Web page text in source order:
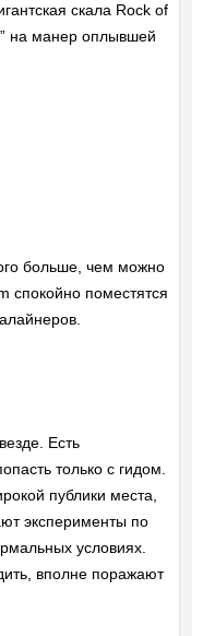
скала Rock of
на манер оплывшей
больше, чем можно
спокойно поместятся
Есть
только с гидом.
публики места,
эксперименты по
условиях.
вполне поражают